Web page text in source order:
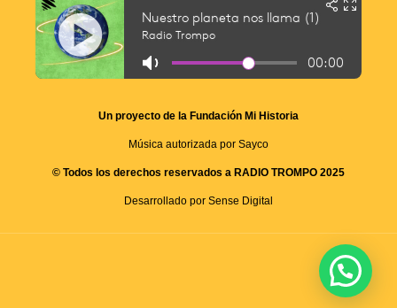
Un proyecto de la Fundación Mi Historia
Música autorizada por Sayco
© Todos los derechos reservados a RADIO TROMPO 2025
Desarrollado por Sense Digital